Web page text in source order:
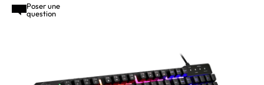
Poser une
question